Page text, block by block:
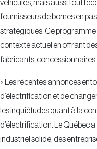
véhicules, mais aussi tout
fournisseurs de bornes en
stratégiques. Ce
contexte actuel en offrant
fabricants, concessionnaires
« Les récentes annonces
d’électrification et de
les inquiétudes quant à la
d’électrification. Le Québec
industriel solide, des